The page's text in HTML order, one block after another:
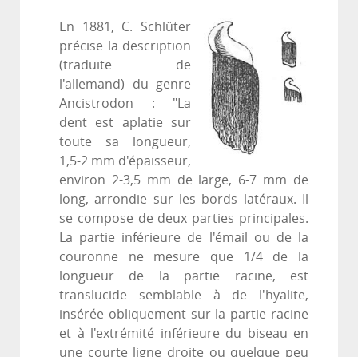
En 1881, C. Schlüter
précise la description
(traduite de
l'allemand) du genre
Ancistrodon : "La
dent est aplatie sur
toute sa longueur,
1,5-2 mm d'épaisseur,
environ 2-3,5 mm de large, 6-7 mm de
long, arrondie sur les bords latéraux. Il
se compose de deux parties principales.
La partie inférieure de l'émail ou de la
couronne ne mesure que 1/4 de la
longueur de la partie racine, est
translucide semblable à de l'hyalite,
insérée obliquement sur la partie racine
et à l'extrémité inférieure du biseau en
une courte ligne droite ou quelque peu